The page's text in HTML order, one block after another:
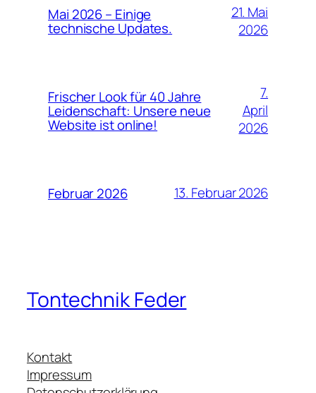
Mai 2026 – Einige
technische Updates.
21. Mai
2026
Frischer Look für 40 Jahre
Leidenschaft: Unsere neue
Website ist online!
7.
April
2026
Februar 2026 13. Februar 2026
Tontechnik Feder
Kontakt
Impressum